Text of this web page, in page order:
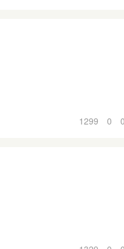
1299 0 0